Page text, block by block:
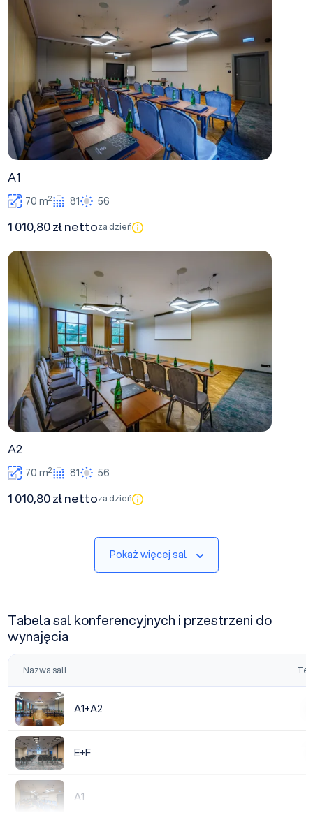
A1
70 m2 81 56
1 010,80 zł nettoza dzień
A2
A2
70 m2 81 56
1 010,80 zł nettoza dzień
Pokaż więcej sal
Tabela sal konferencyjnych i przestrzeni do
wynajęcia
Nazwa sali
A1+A2
A1+A2
E+F
E+F
A1
A1